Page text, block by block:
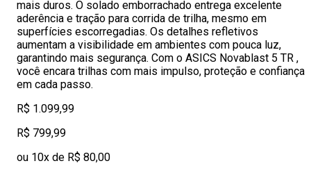
mais duros. O solado emborrachado entrega excelente
aderência e tração para corrida de trilha, mesmo em
superfícies escorregadias. Os detalhes refletivos
aumentam a visibilidade em ambientes com pouca luz,
garantindo mais segurança. Com o ASICS Novablast 5 TR ,
você encara trilhas com mais impulso, proteção e confiança
em cada passo.
R$ 1.099,99
R$ 799,99
ou 10x de R$ 80,00